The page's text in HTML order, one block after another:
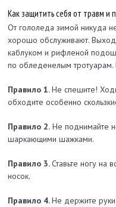
Как защитить себя от травм и
От гололеда зимой никуда
хорошо обслуживают. Выход
каблуком и рифленой
по обледенелым тротуарам.
Правило 1.Не спешите!
обходите особенно
Правило 2. Не поднимайте
шаркающими шажками.
Правило 3.Ставьте ногу на
носок.
Правило 4.Не держите руки